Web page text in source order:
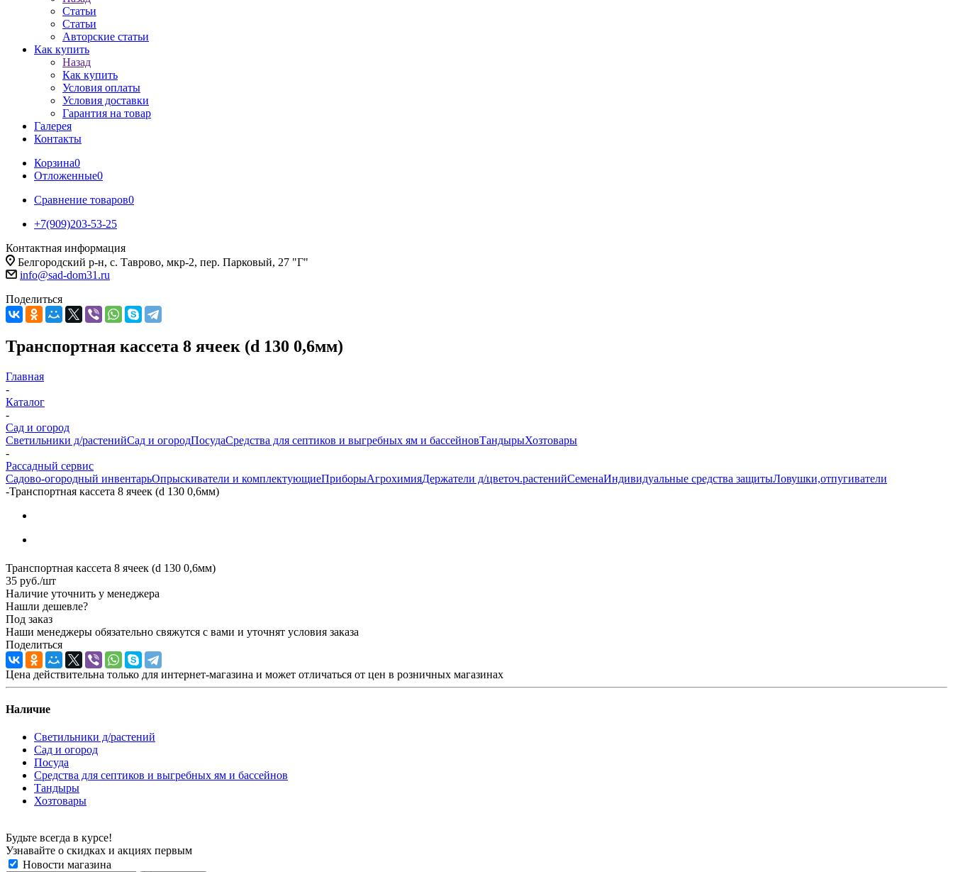
Статьи
Статьи
Авторские статьи
Как купить
Назад
Как купить
Условия оплаты
Условия доставки
Гарантия на товар
Галерея
Контакты
Корзина0
Отложенные0
Сравнение товаров0
+7(909)203-53-25
Контактная информация
Белгородский р-н, с. Таврово, мкр-2, пер. Парковый, 27 "Г"
info@sad-dom31.ru
Поделиться
Транспортная кассета 8 ячеек (d 130 0,6мм)
Главная
-
Каталог
-
Сад и огород
Светильники д/растенийСад и огородПосудаСредства для септиков и выгребных ям и бассейновТандырыХозтовары
-
Рассадный сервис
Садово-огородный инвентарьОпрыскиватели и комплектующиеПриборыАгрохимияДержатели д/цветоч.растенийСеменаИндивидуальные средства защитыЛовушки,отпугиватели
-Транспортная кассета 8 ячеек (d 130 0,6мм)
Транспортная кассета 8 ячеек (d 130 0,6мм)
35 руб./шт
Наличие уточнить у менеджера
Нашли дешевле?
Под заказ
Наши менеджеры обязательно свяжутся с вами и уточнят условия заказа
Поделиться
Цена действительна только для интернет-магазина и может отличаться от цен в розничных магазинах
Наличие
Светильники д/растений
Сад и огород
Посуда
Средства для септиков и выгребных ям и бассейнов
Тандыры
Хозтовары
Будьте всегда в курсе!
Узнавайте о скидках и акциях первым
Новости магазина